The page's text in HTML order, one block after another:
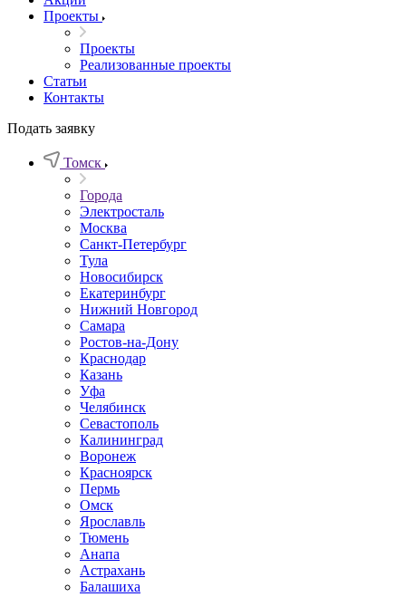
Проекты
Проекты
Реализованные проекты
Статьи
Контакты
Подать заявку
Томск
Города
Электросталь
Москва
Санкт-Петербург
Тула
Новосибирск
Екатеринбург
Нижний Новгород
Самара
Ростов-на-Дону
Краснодар
Казань
Уфа
Челябинск
Севастополь
Калининград
Воронеж
Красноярск
Пермь
Омск
Ярославль
Тюмень
Анапа
Астрахань
Балашиха